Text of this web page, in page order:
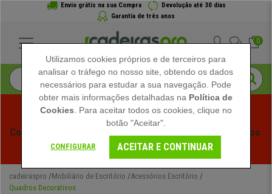
Envio grátis na sua Compra
Devolução até 30 dias
Garantia de três anos
0
Começam os Saldos de Verão em Cadeiraspro! Descontos
Exclusivos por Tempo Limitado - Ver Promoção
cadeiraspro Mobiliário de Escritório
Acessórios Escritório
Quadros Decorativos
Utilizamos cookies próprios e de terceiros para
analisar o tráfego no nosso site, obtendo os dados
necessários para estudar a sua navegação. Pode
obter mais informações detalhadas na Política de
Cookies . Para aceitar todos os cookies, clique no
botão "Aceitar".
CONFIGURAR ACEITAR E CONTINUAR